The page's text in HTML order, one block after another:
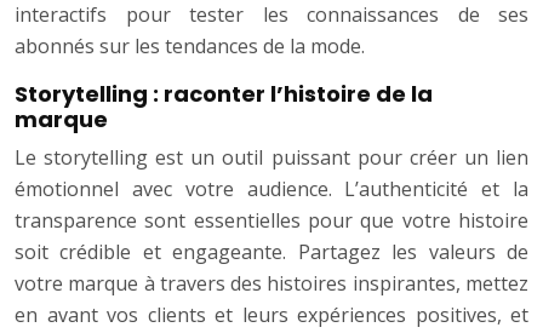
interactifs pour tester les connaissances de ses
abonnés sur les tendances de la mode.
Storytelling : raconter l’histoire de la
marque
Le storytelling est un outil puissant pour créer un lien
émotionnel avec votre audience. L’authenticité et la
transparence sont essentielles pour que votre histoire
soit crédible et engageante. Partagez les valeurs de
votre marque à travers des histoires inspirantes, mettez
en avant vos clients et leurs expériences positives, et